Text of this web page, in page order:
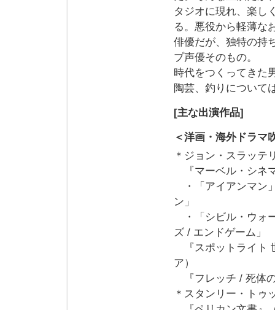
タジオに現れ、楽し
る。悪役から軽薄な
俳優だが、独特の持
プ声優そのもの。
時代をつくってきた
陶芸、釣りについて
[主な出演作品]
＜洋画・海外ドラマ
＊ジョン・スラッテ
『マーベル・シネ
・「アイアンマ
ン」
・「シビル・ウォ
ズ / エンドゲーム」
『スポットライト
ア）
『フレッチ / 死体
＊スタンリー・トゥ